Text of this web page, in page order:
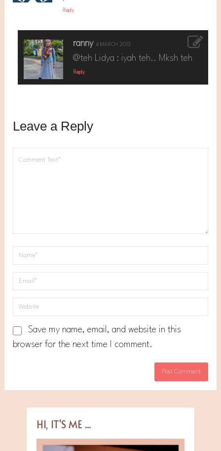
Reply
ranny 4 MARCH 2013
@teh Lidya : iyah teh.. Mksh teh
Reply
Leave a Reply
Save my name, email, and website in this
browser for the next time I comment.
HI, IT'S ME ...